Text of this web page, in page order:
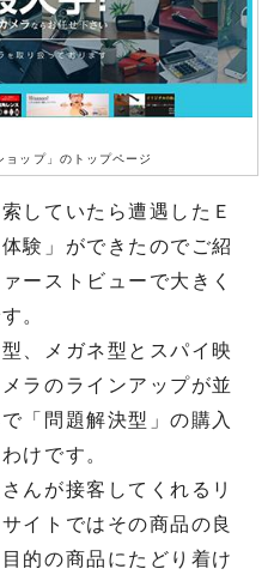
ョップ」のトップページ
していたら遭遇したＥ
験」ができたのでご紹
ーストビューで大きく
。
、メガネ型とスパイ映
ラのラインアップが並
「問題解決型」の購入
けです。
んが接客してくれるリ
イトではその商品の良
的の商品にたどり着け